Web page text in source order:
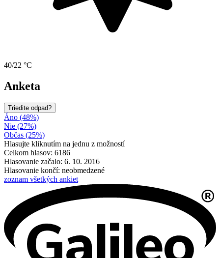
40/22 °C
Anketa
Triedite odpad?
Áno (48%)
Nie (27%)
Občas (25%)
Hlasujte kliknutím na jednu z možností
Celkom hlasov: 6186
Hlasovanie začalo: 6. 10. 2016
Hlasovanie končí: neobmedzené
zoznam všetkých ankiet